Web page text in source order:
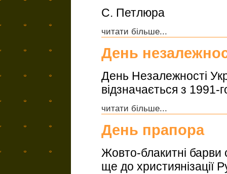
С. Петлюра
читати більше...
День
День Незалежності
відзначається з
читати більше...
День прапора
Жовто-блакитні барви
ще до християнізації